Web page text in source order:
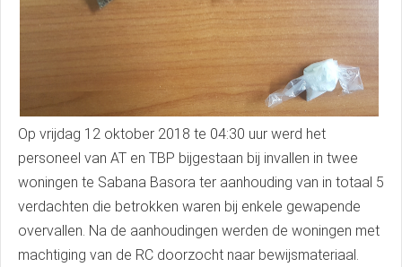
Op vrijdag 12 oktober 2018 te 04:30 uur werd het
personeel van AT en TBP bijgestaan bij invallen in twee
woningen te Sabana Basora ter aanhouding van in totaal 5
verdachten die betrokken waren bij enkele gewapende
overvallen. Na de aanhoudingen werden de woningen met
machtiging van de RC doorzocht naar bewijsmateriaal.